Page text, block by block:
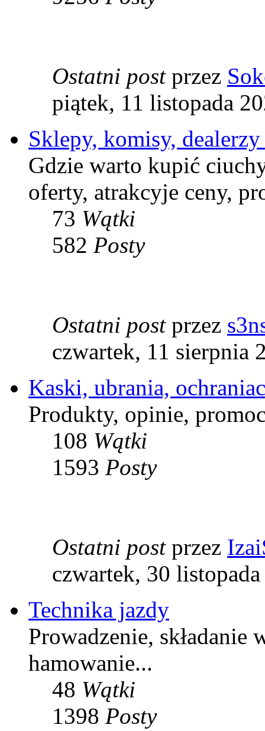
Ostatni postprzez
piątek, 11 listopada
Sklepy, komisy,
Gdzie warto kupić
oferty, atrakcyje ceny,
73 Wątki
582 Posty
Ostatni postprzez
czwartek, 11 sierpnia
Kaski, ubrania,
Produkty, opinie,
108 Wątki
1593 Posty
Ostatni postprzez
czwartek, 30
Technika jazdy
Prowadzenie, składanie
hamowanie...
48 Wątki
1398 Posty